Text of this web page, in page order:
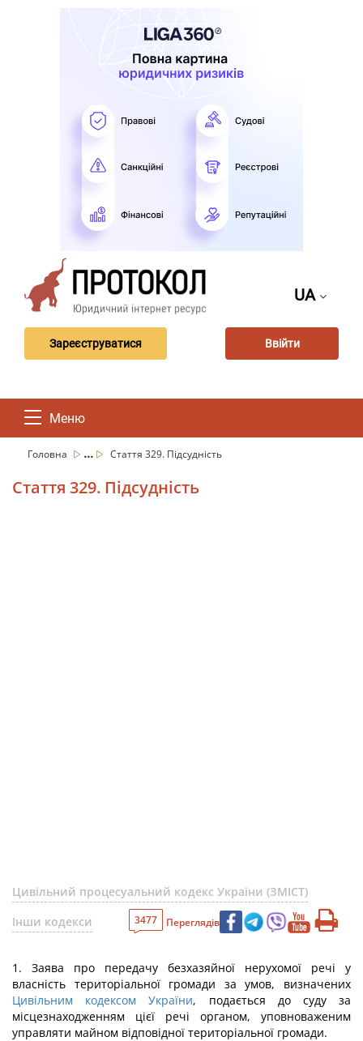
UA
Зареєструватися Ввійти
Меню
Головна ... Стаття 329. Підсудність
Стаття 329. Підсудність
Цивільний процесуальний кодекс України (ЗМІСТ)
Інши кодекси
3477 Переглядів
1. Заява про передачу безхазяйної нерухомої речі у
власність територіальної громади за умов, визначених
Цивільним кодексом України, подається до суду за
місцезнаходженням цієї речі органом, уповноваженим
управляти майном відповідної територіальної громади.